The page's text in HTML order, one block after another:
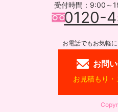
受付時間：9:00～
0120-
お電話でもお気軽
お問
お見積もり